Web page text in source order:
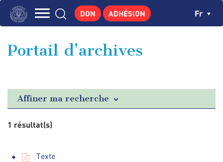
Aller
principale
GEORGES POMPIDOU
PUBLICATIONS
ACTUALITÉS
DON ADHÉSION Fr
Portail d’archives
Affiner ma recherche
1 résultat(s)
Texte
Panneau de gestion des cookies